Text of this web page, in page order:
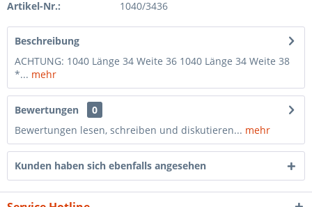
Artikel-Nr.: 1040/3436
Beschreibung
ACHTUNG: 1040 Länge 34 Weite 36 1040 Länge 34 Weite 38
*... mehr
Bewertungen
0
Bewertungen lesen, schreiben und diskutieren... mehr
Kunden haben sich ebenfalls angesehen